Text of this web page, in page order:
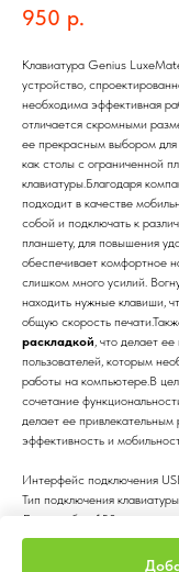
950 р.
Клавиатура Genius
устройство,
необходима эффективная
отличается скромными
ее прекрасным выбором для
как столы с ограниченной
клавиатуры.Благодаря
подходит в качестве
собой и подключать к
планшету, для повышения
обеспечивает комфортное
слишком много усилий.
находить нужные клавиши,
общую скорость
раскладкой, что делает
пользователей, которым
работы на компьютере.В
сочетание
делает ее
эффективность и
Интерфейс подключения
Тип подключения
Длина кабеля150 см
Тип клавиатуры мембранная